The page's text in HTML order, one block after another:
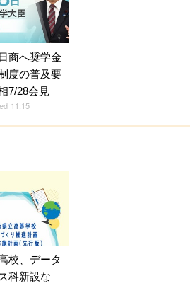
商へ奨学金
度の普及要
7/28会見
11:15
校、データ
科新設な